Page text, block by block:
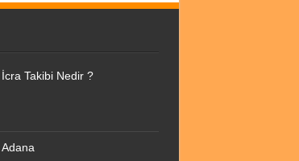
İcra Takibi Nedir ?
Adana